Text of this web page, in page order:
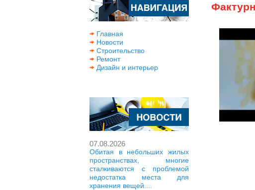
Главная
Новости
Строительство
Ремонт
Дизайн и интерьер
07.08.2026
Обитая в небольших жилых
пространствах, многие
сталкиваются с проблемой
недостатка места для
хранения вещей....